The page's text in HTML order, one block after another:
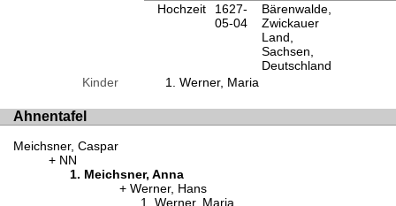
Hochzeit
1627-
05-04
Bärenwalde,
Zwickauer
Land,
Sachsen,
Deutschland
Kinder
Werner, Maria
Ahnentafel
Meichsner, Caspar
NN
Meichsner, Anna
Werner, Hans
Werner, Maria